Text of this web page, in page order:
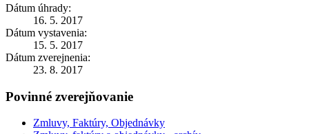
Dátum úhrady:
16. 5. 2017
Dátum vystavenia:
15. 5. 2017
Dátum zverejnenia:
23. 8. 2017
Povinné zverejňovanie
Zmluvy, Faktúry, Objednávky